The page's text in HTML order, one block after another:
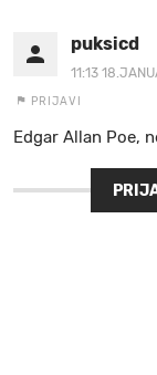
puksicd
11:13
PRIJAVI
Edgar Allan Poe,